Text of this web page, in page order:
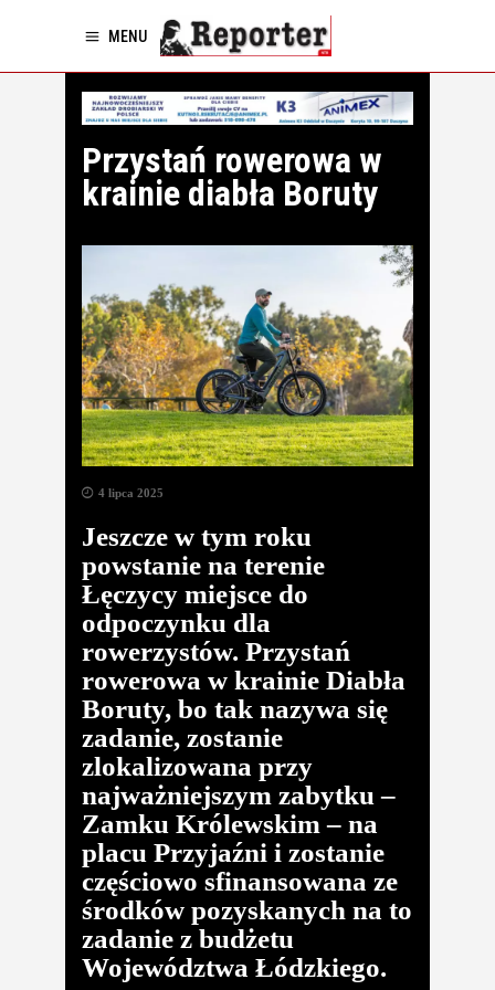
MENU
Przystań rowerowa w
krainie diabła Boruty
4 lipca 2025
Jeszcze w tym roku
powstanie na terenie
Łęczycy miejsce do
odpoczynku dla
rowerzystów. Przystań
rowerowa w krainie Diabła
Boruty, bo tak nazywa się
zadanie, zostanie
zlokalizowana przy
najważniejszym zabytku –
Zamku Królewskim – na
placu Przyjaźni i zostanie
częściowo sfinansowana ze
środków pozyskanych na to
zadanie z budżetu
Województwa Łódzkiego.